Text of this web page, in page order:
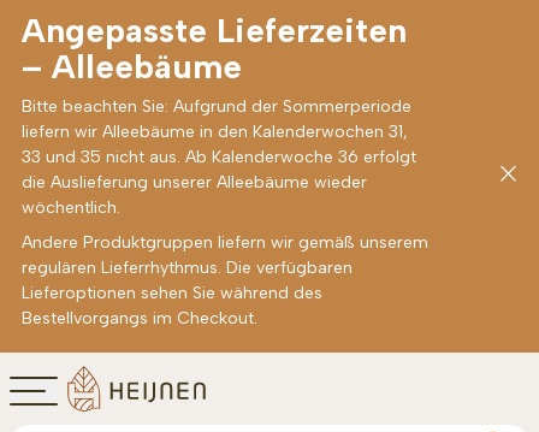
Angepasste Lieferzeiten
– Alleebäume
Bitte beachten Sie: Aufgrund der Sommerperiode
liefern wir Alleebäume in den Kalenderwochen 31,
33 und 35 nicht aus. Ab Kalenderwoche 36 erfolgt
die Auslieferung unserer Alleebäume wieder
wöchentlich.
Andere Produktgruppen liefern wir gemäß unserem
regulären Lieferrhythmus. Die verfügbaren
Lieferoptionen sehen Sie während des
Bestellvorgangs im Checkout.